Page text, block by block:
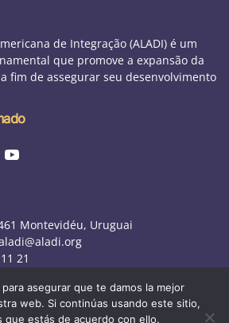
de Integração (ALADI) é um
que promove a expansão da
fim de assegurar seu desenvolvimento
Montevidéu, Uruguai
21
frequentes |
asegurar que te damos la mejor
web. Si continúas usando este sitio,
que estás de acuerdo con ello.